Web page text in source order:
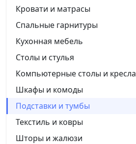
Кровати и матрасы
Спальные гарнитуры
Кухонная мебель
Столы и стулья
Компьютерные столы и кресла
Шкафы и комоды
Подставки и тумбы
Текстиль и ковры
Шторы и жалюзи